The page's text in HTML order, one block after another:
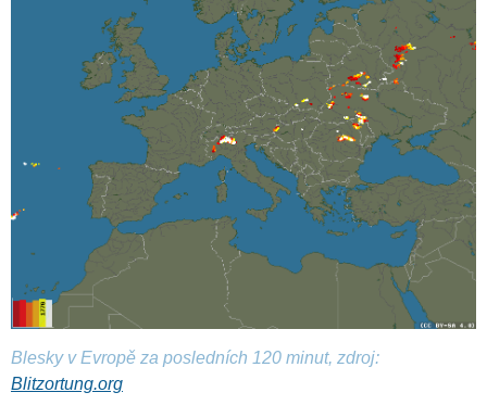
Blesky v Evropě za posledních 120 minut, zdroj:
Blitzortung.org